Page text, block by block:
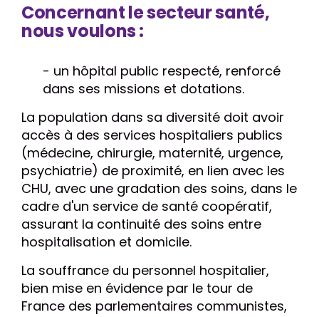
Concernant le secteur santé,
nous voulons :
- un hôpital public respecté, renforcé
dans ses missions et dotations.
La population dans sa diversité doit avoir
accès à des services hospitaliers publics
(médecine, chirurgie, maternité, urgence,
psychiatrie) de proximité, en lien avec les
CHU, avec une gradation des soins, dans le
cadre d'un service de santé coopératif,
assurant la continuité des soins entre
hospitalisation et domicile.
La souffrance du personnel hospitalier,
bien mise en évidence par le tour de
France des parlementaires communistes,